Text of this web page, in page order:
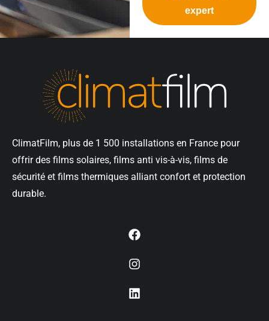
expert
ClimatFilm, plus de 1 500 installations en France pour
offrir des films solaires, films anti vis-à-vis, films de
sécurité et films thermiques alliant confort et protection
durable.